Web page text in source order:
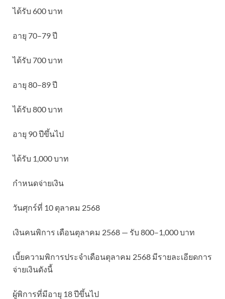
ได้รับ 600 บาท
อายุ 70–79 ปี
ได้รับ 700 บาท
อายุ 80–89 ปี
ได้รับ 800 บาท
อายุ 90 ปีขึ้นไป
ได้รับ 1,000 บาท
กำหนดจ่ายเงิน
วันศุกร์ที่ 10 ตุลาคม 2568
เงินคนพิการ เดือนตุลาคม 2568 — รับ 800–1,000 บาท
เบี้ยความพิการประจำเดือนตุลาคม 2568 มีรายละเอียดการ
จ่ายเงินดังนี้
ผู้พิการที่มีอายุ 18 ปีขึ้นไป